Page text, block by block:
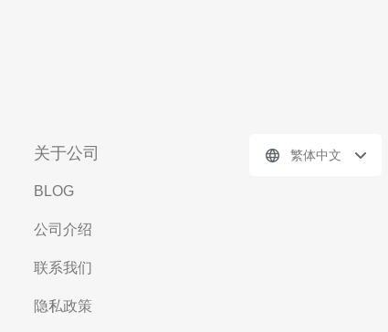
关于公司
BLOG
公司介绍
联系我们
隐私政策
繁体中文